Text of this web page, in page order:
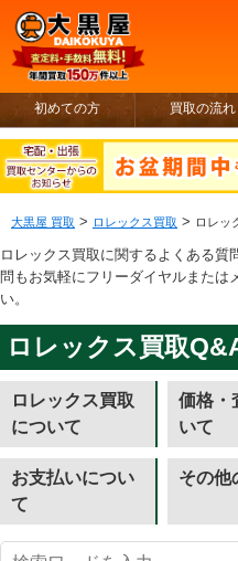
初めての方 買取の流れ
大黒屋 買取 > ロレックス買取 > ロレッ
ロレックス買取に関するよくある
問もお気軽にフリーダイヤルまたは
い。
ロレックス買取
ロレックス買取
について
価格・
いて
お支払いについ
て
その他